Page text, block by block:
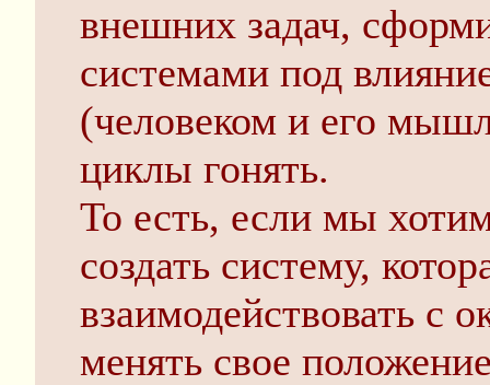
внешних задач,
системами под
(человеком и его
циклы гонять.
То есть, если мы
создать систему,
взаимодействовать с
менять свое